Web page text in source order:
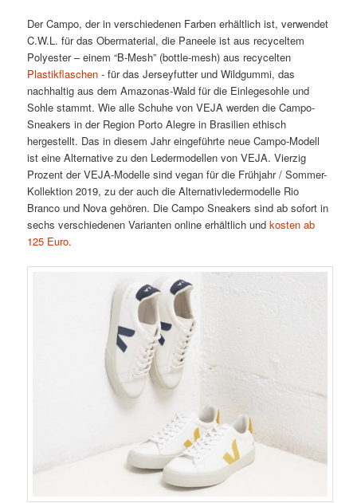
Der Campo, der in verschiedenen Farben erhältlich ist, verwendet
C.W.L. für das Obermaterial, die Paneele ist aus recyceltem
Polyester – einem “B-Mesh” (bottle-mesh) aus recycelten
Plastikflaschen- für das Jerseyfutter und Wildgummi, das
nachhaltig aus dem Amazonas-Wald für die Einlegesohle und
Sohle stammt. Wie alle Schuhe von VEJA werden die Campo-
Sneakers in der Region Porto Alegre in Brasilien ethisch
hergestellt. Das in diesem Jahr eingeführte neue Campo-Modell
ist eine Alternative zu den Ledermodellen von VEJA. Vierzig
Prozent der VEJA-Modelle sind vegan für die Frühjahr / Sommer-
Kollektion 2019, zu der auch die Alternativledermodelle Rio
Branco und Nova gehören. Die Campo Sneakers sind ab sofort in
sechs verschiedenen Varianten online erhältlich undkosten ab
125 Euro.